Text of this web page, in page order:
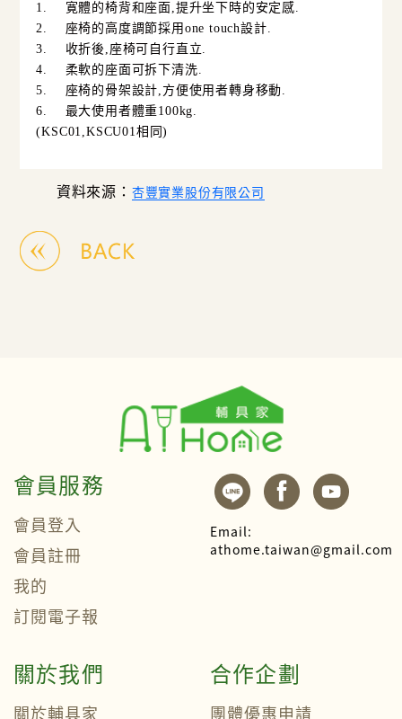
1. 寛體的椅背和座面 ,提升坐下時的安定感.
2.
座椅的高度調節採用 one touch設計.
3.
收折後, 座椅可自行直立.
4.
柔軟的座面可拆下清洗.
5.
座椅的骨架設計, 方便使用者轉身移動.
6.
最大使用者體重100kg.
(KSC01,KSCU01相同)
資料來源： 杏豐實業股份有限公司
會員服務
會員登入
會員註冊
我的
訂閱電子報
Email:
athome.taiwan@gmail.com
關於我們
關於輔具家
合作企劃
團體優惠申請